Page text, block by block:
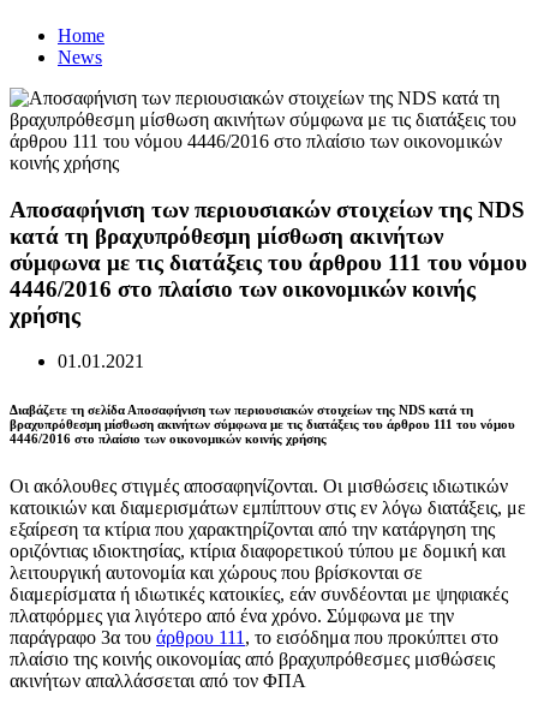
Home
News
Αποσαφήνιση των περιουσιακών στοιχείων της NDS
κατά τη βραχυπρόθεσμη μίσθωση ακινήτων
σύμφωνα με τις διατάξεις του άρθρου 111 του νόμου
4446/2016 στο πλαίσιο των οικονομικών κοινής
χρήσης
01.01.2021
Διαβάζετε τη σελίδα Αποσαφήνιση των περιουσιακών στοιχείων της NDS κατά τη
βραχυπρόθεσμη μίσθωση ακινήτων σύμφωνα με τις διατάξεις του άρθρου 111 του νόμου
4446/2016 στο πλαίσιο των οικονομικών κοινής χρήσης
Οι ακόλουθες στιγμές αποσαφηνίζονται. Οι μισθώσεις ιδιωτικών
κατοικιών και διαμερισμάτων εμπίπτουν στις εν λόγω διατάξεις, με
εξαίρεση τα κτίρια που χαρακτηρίζονται από την κατάργηση της
οριζόντιας ιδιοκτησίας, κτίρια διαφορετικού τύπου με δομική και
λειτουργική αυτονομία και χώρους που βρίσκονται σε
διαμερίσματα ή ιδιωτικές κατοικίες, εάν συνδέονται με ψηφιακές
πλατφόρμες για λιγότερο από ένα χρόνο. Σύμφωνα με την
παράγραφο 3α του άρθρου 111 , το εισόδημα που προκύπτει στο
πλαίσιο της κοινής οικονομίας από βραχυπρόθεσμες μισθώσεις
ακινήτων απαλλάσσεται από τον ΦΠΑ